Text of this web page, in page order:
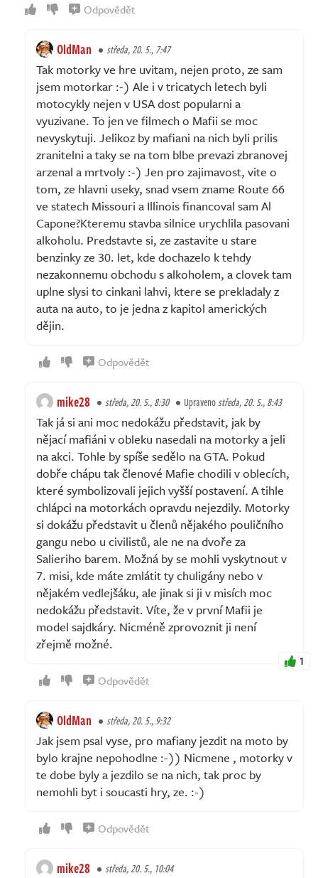
Odpovědět
OldMan středa, 20. 5., 7:47
Tak motorky ve hre uvitam, nejen proto, ze sam
jsem motorkar :-) Ale i v tricatych letech byli
motocykly nejen v USA dost popularni a
vyuzivane. To jen ve filmech o Mafii se moc
nevyskytuji. Jelikoz by mafiani na nich byli prilis
zranitelni a taky se na tom blbe prevazi zbranovej
arzenal a mrtvoly :-) Jen pro zajimavost, vite o
tom, ze hlavni useky, snad vsem zname Route 66
ve statech Missouri a Illinois financoval sam Al
Capone?Kteremu stavba silnice urychlila pasovani
alkoholu. Predstavte si, ze zastavite u stare
benzinky ze 30. let, kde dochazelo k tehdy
nezakonnemu obchodu s alkoholem, a clovek tam
uplne slysi to cinkani lahvi, ktere se prekladaly z
auta na auto, to je jedna z kapitol amerických
dějin.
Odpovědět
mike28 středa, 20. 5., 8:30 Upravenostředa, 20. 5., 8:43
Tak já si ani moc nedokážu představit, jak by
nějací mafiáni v obleku nasedali na motorky a jeli
na akci. Tohle by spíše sedělo na GTA. Pokud
dobře chápu tak členové Mafie chodili v oblecích,
které symbolizovali jejich vyšší postavení. A tihle
chlápci na motorkách opravdu nejezdily. Motorky
si dokážu představit u členů nějakého pouličního
gangu nebo u civilistů, ale ne na dvoře za
Salieriho barem. Možná by se mohli vyskytnout v
7. misi, kde máte zmlátit ty chuligány nebo v
nějakém vedlejšáku, ale jinak si ji v misích moc
nedokážu představit. Víte, že v první Mafii je
model sajdkáry. Nicméně zprovoznit ji není
zřejmě možné.
1
Odpovědět
OldMan středa, 20. 5., 9:32
Jak jsem psal vyse, pro mafiany jezdit na moto by
bylo krajne nepohodlne :-)) Nicmene , motorky v
te dobe byly a jezdilo se na nich, tak proc by
nemohli byt i soucasti hry, ze. :-)
Odpovědět
mike28 středa, 20. 5., 10:04